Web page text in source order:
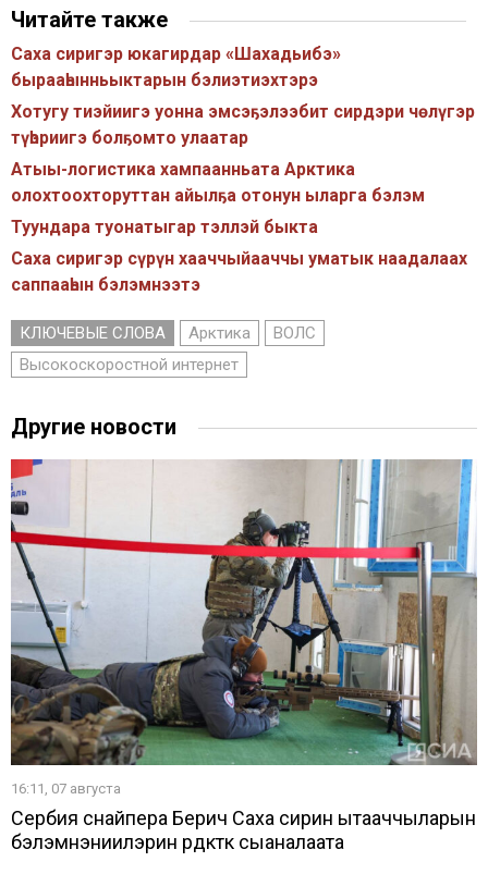
Читайте также
Саха сиригэр юкагирдар «Шахадьибэ»
бырааһынньыктарын бэлиэтиэхтэрэ
Хотугу тиэйиигэ уонна эмсэҕэлээбит сирдэри чөлүгэр
түһэриигэ болҕомто улаатар
Атыы-логистика хампаанньата Арктика
олохтоохторуттан айылҕа отонун ыларга бэлэм
Туундара туонатыгар тэллэй быкта
Саха сиригэр сүрүн хааччыйааччы уматык наадалаах
саппааһын бэлэмнээтэ
КЛЮЧЕВЫЕ СЛОВА Арктика
ВОЛС
Высокоскоростной интернет
Другие новости
16:11, 07 августа
Сербия снайпера Берич Саха сирин ытааччыларын
бэлэмнэниилэрин үрдүктүк сыаналаата